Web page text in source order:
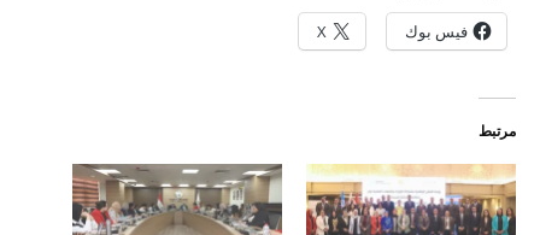
فيس بوك X
مرتبط